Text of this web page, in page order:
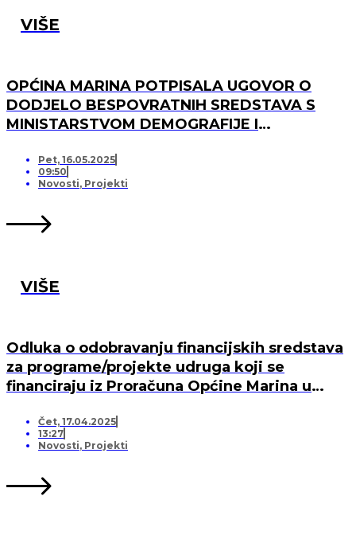
VIŠE
OPĆINA MARINA POTPISALA UGOVOR O
DODJELO BESPOVRATNIH SREDSTAVA S
MINISTARSTVOM DEMOGRAFIJE I
OPREMANJA DJEČJEG IGRALIŠTA U DV
MARINA, PO „KRIJESNICA“U POZORCU
Pet, 16.05.2025
09:50
Novosti, Projekti
VIŠE
Odluka o odobravanju financijskih sredstava
za programe/projekte udruga koji se
financiraju iz Proračuna Općine Marina u
Čet, 17.04.2025
13:27
Novosti, Projekti